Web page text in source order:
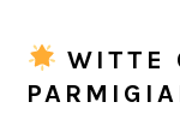
WITTE